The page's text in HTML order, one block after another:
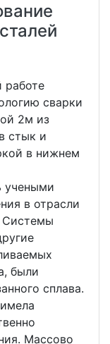
работе
сварки
2м из
стык и
в нижнем
учеными
в отрасли
Системы
были
сплава.
Массово